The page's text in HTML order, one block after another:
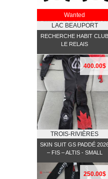
Wanted
LAC BEAUPORT
RECHERCHE HABIT CLUB
LE RELAIS
400.00$
TROIS-RIVIÈRES
SKIN SUIT GS PADDÉ
– FIS – ALTIS - SMALL
250.00$